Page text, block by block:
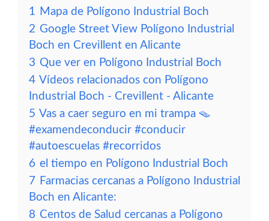
1 Mapa de Polígono Industrial Boch
2 Google Street View Polígono Industrial
Boch en Crevillent en Alicante
3 Que ver en Polígono Industrial Boch
4 Vídeos relacionados con Polígono
Industrial Boch - Crevillent - Alicante
5 Vas a caer seguro en mi trampa 🪤
#examendeconducir #conducir
#autoescuelas #recorridos
6 el tiempo en Polígono Industrial Boch
7 Farmacias cercanas a Polígono Industrial
Boch en Alicante:
8 Centos de Salud cercanas a Polígono